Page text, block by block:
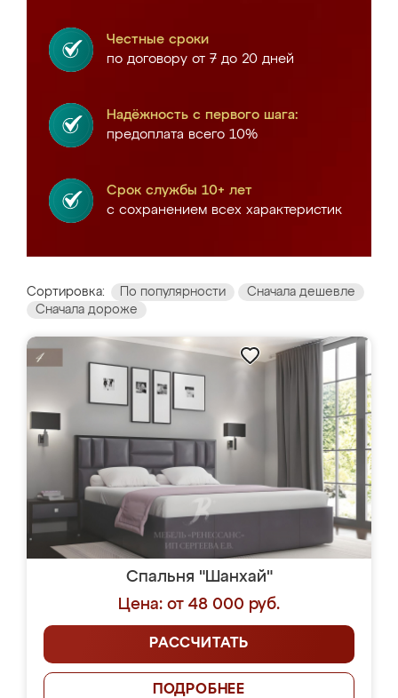
Честные сроки
по договору от 7 до 20 дней
Надёжность с первого шага:
предоплата всего 10%
Срок службы 10+ лет
с сохранением всех характеристик
Сортировка: По популярности
Сначала дешевле
Сначала дороже
Спальня "Шанхай"
Цена: от 48 000 руб.
РАССЧИТАТЬ
ПОДРОБНЕЕ